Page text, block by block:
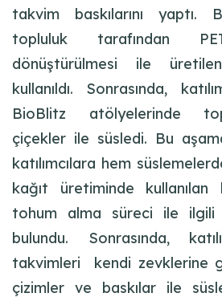
takvim baskılarını yaptı.
topluluk tarafından
dönüştürülmesi ile
kullanıldı. Sonrasında,
BioBlitz atölyelerinde
çiçekler ile süsledi. Bu
katılımcılara hem
kağıt üretiminde
tohum alma süreci ile ilgili
bulundu. Sonrasında,
takvimleri kendi zevklerine
çizimler ve baskılar ile